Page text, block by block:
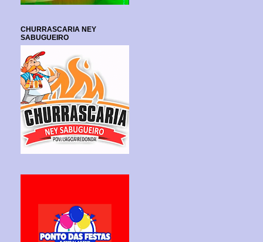
CHURRASCARIA NEY
SABUGUEIRO